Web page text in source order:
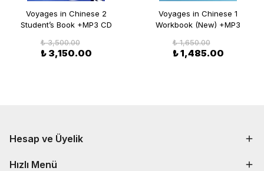
Voyages in Chinese 2
Student’s Book +MP3 CD
₺ 3,500.00
₺ 3,150.00
Voyages in Chinese 1
Workbook (New) +MP3
₺ 1,650.00
₺ 1,485.00
Hesap ve Üyelik
Hızlı Menü